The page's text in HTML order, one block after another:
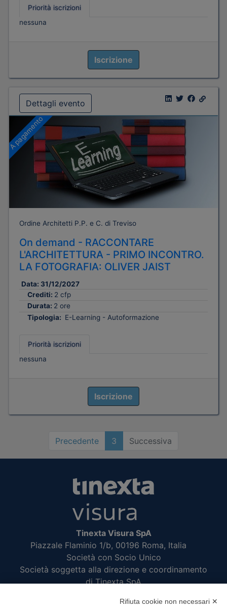
Priorità iscrizioni
nessuna
Iscrizione
Dettagli evento
A pagamento
Ordine Architetti P.P. e C. di Treviso
On demand - RACCONTARE
L'ARCHITETTURA - PRIMO INCONTRO.
LA FOTOGRAFIA: OLIVER JAIST
Data: 31/12/2027
Crediti: 2 cfp
Durata: 2 ore
Tipologia: E-Learning - Autoformazione
Priorità iscrizioni
nessuna
Iscrizione
Precedente 3 Successiva
Tinexta Visura SpA
Piazzale Flaminio 1/b, 00196 Roma, Italia
Società con Socio Unico
Società soggetta alla direzione e coordinamento
di Tinexta SpA
Rifiuta cookie non necessari ✕